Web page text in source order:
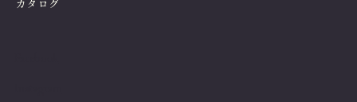
カタログ